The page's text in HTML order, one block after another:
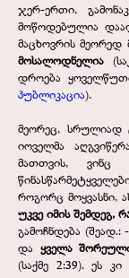
ჯერ-ერთი,
მოწოდებულია
მაცხოვრის
მოსალოდნელია
დროება
პუბლიკაცია).
მეორეც, სრულიად
იოველმა
მათთვის,
როგორც მოყვასნი,
უკვე იმის შემდეგ,
გამოჩნდება (შეად.:
და ყველა
(საქმე 2:39). ეს კი